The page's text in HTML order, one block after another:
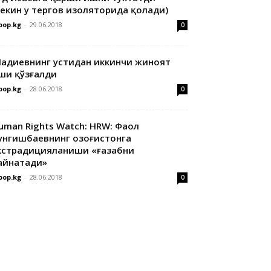
у тергов изоляторида қолади)
- 29.06.2018 0
устидан иккинчи жиноят
қўзғалди
- 28.06.2018 0
Rights Watch: HRW: Фаол
Қозоғистонга
«ғазабни
- 28.06.2018 0